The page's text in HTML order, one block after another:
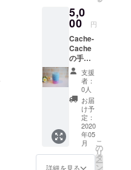
なって
しまっ
はメー
ルにて
ご相談
くださ
い。
のサイ
ズ(S〜
45cm
Ｌ〜
53cm)
がござ
います
が、値
段が違
うため
他のリ
ターン
からの
選択と
なりま
す。 郵
送でお
キャン
ドル1つ
＆心を
込めて
作成し
たお礼
のメー
ルをお
送りし
ます】
幻想的
なキャ
ンドル
の灯り
は心ま
で癒し
てくれ
5,0
00 円
Cache-
Cache
の手作
りキャ
ンドル⭐︎
【グラ
デー
ション
キャン
ドル1つ
を郵送
でお届
け＆心
を込め
支援
者：
0人
お届
け予
定：
2020
年05
月
詳細を見る
こ
の
リ
タ
ー
ン